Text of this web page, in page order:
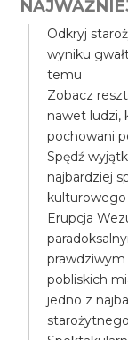
Odkryj
wyniku
temu
Zobacz
nawet ludzi,
pochowani
Spędź
najbardziej
kulturowego
Erupcja
prawdziwym
pobliskich
jedno z